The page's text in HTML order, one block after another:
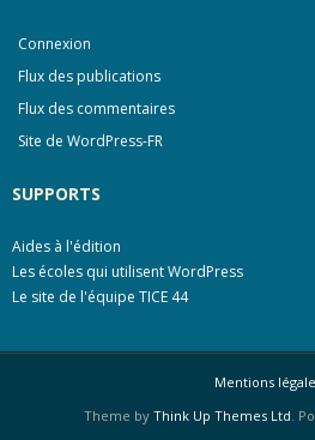
Connexion
Flux des publications
Flux des commentaires
Site de WordPress-FR
SUPPORTS
Aides à l'édition
Les écoles qui utilisent WordPress
Le site de l'équipe TICE 44
Mentions
Theme by Think Up Themes Ltd.